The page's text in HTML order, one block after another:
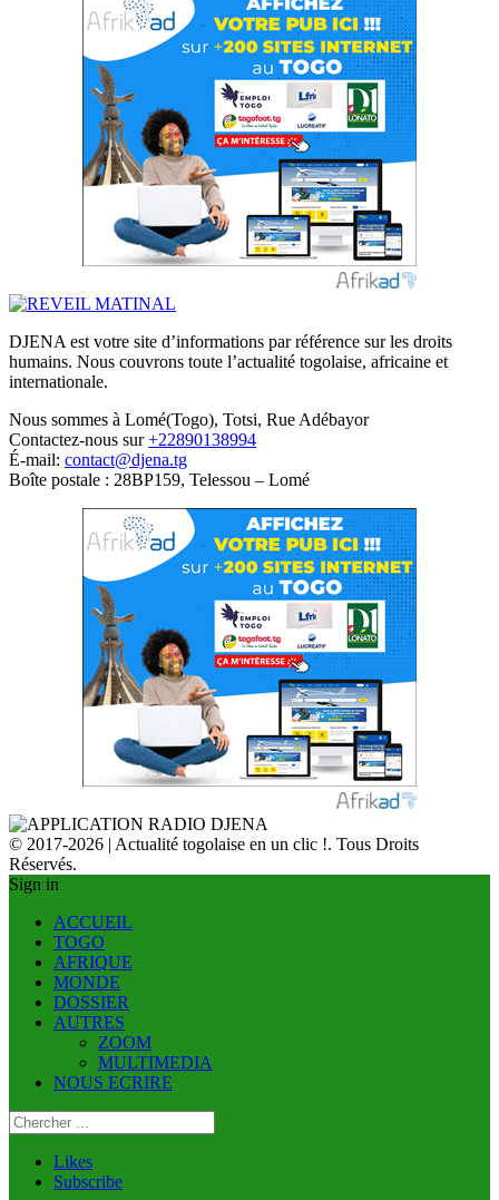
DJENA est votre site d’informations par référence sur les droits
humains. Nous couvrons toute l’actualité togolaise, africaine et
internationale.
Nous sommes à Lomé(Togo), Totsi, Rue Adébayor
Contactez-nous sur+22890138994
É-mail: contact@djena.tg
Boîte postale : 28BP159, Telessou – Lomé
© 2017-2026 | Actualité togolaise en un clic !. Tous Droits
Réservés.
Sign in
ACCUEIL
TOGO
AFRIQUE
MONDE
DOSSIER
AUTRES
ZOOM
MULTIMEDIA
NOUS ECRIRE
Likes
Subscribe